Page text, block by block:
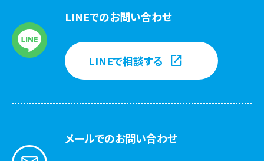
LINEでのお問い合わせ
LINEで相談する
メールでのお問い合わせ